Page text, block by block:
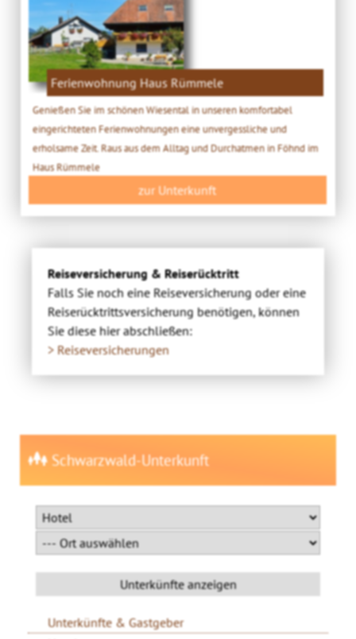
Ferienwohnung Haus Rümmele
Genießen Sie im schönen Wiesental in unseren komfortabel
eingerichteten Ferienwohnungen eine unvergessliche und
erholsame Zeit. Raus aus dem Alltag und Durchatmen in Föhnd im
Haus Rümmele
zur Unterkunft
Reiseversicherung & Reiserücktritt
Falls Sie noch eine Reiseversicherung oder eine
Reiserücktrittsversicherung benötigen, können
Sie diese hier abschließen:
> Reiseversicherungen
Schwarzwald-Unterkunft
Unterkünfte & Gastgeber